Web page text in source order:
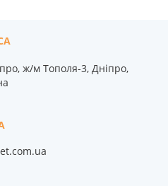
ж/м Тополя-3, Дніпро,